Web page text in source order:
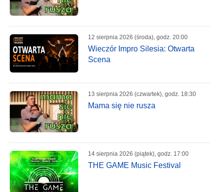
12 sierpnia 2026 (środa), godz. 20:00
Wieczór Impro Silesia: Otwarta
Scena
13 sierpnia 2026 (czwartek), godz. 18:30
Mama się nie rusza
14 sierpnia 2026 (piątek), godz. 17:00
THE GAME Music Festival